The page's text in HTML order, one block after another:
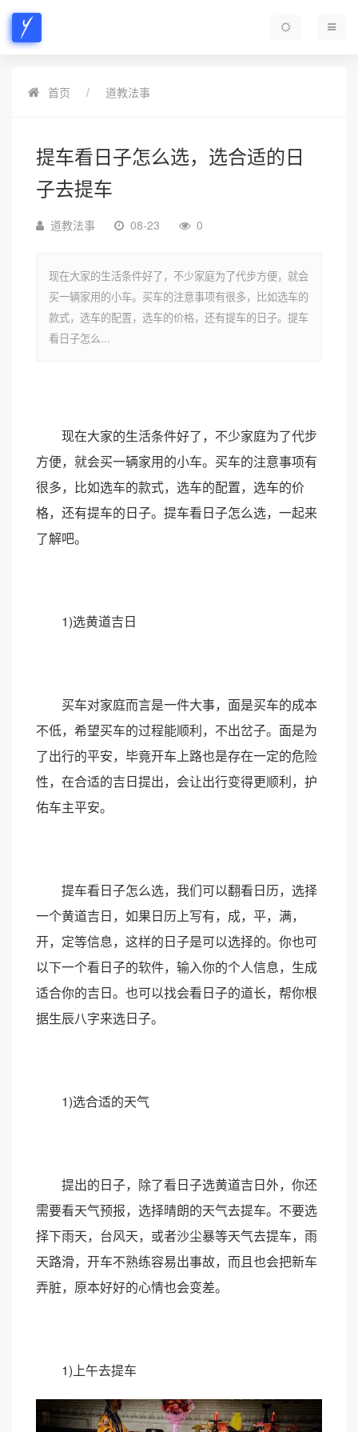
首页 道教法事
提车看日子怎么选，选合适的日
子去提车
道教法事 08-23 0
现在大家的生活条件好了，不少家庭为了代步方便，就会
买一辆家用的小车。买车的注意事项有很多，比如选车的
款式，选车的配置，选车的价格，还有提车的日子。提车
看日子怎么...
现在大家的生活条件好了，不少家庭为了代步
方便，就会买一辆家用的小车。买车的注意事项有
很多，比如选车的款式，选车的配置，选车的价
格，还有提车的日子。提车看日子怎么选，一起来
了解吧。
1)选黄道吉日
买车对家庭而言是一件大事，面是买车的成本
不低，希望买车的过程能顺利，不出岔子。面是为
了出行的平安，毕竟开车上路也是存在一定的危险
性，在合适的吉日提出，会让出行变得更顺利，护
佑车主平安。
提车看日子怎么选，我们可以翻看日历，选择
一个黄道吉日，如果日历上写有，成，平，满，
开，定等信息，这样的日子是可以选择的。你也可
以下一个看日子的软件，输入你的个人信息，生成
适合你的吉日。也可以找会看日子的道长，帮你根
据生辰八字来选日子。
1)选合适的天气
提出的日子，除了看日子选黄道吉日外，你还
需要看天气预报，选择晴朗的天气去提车。不要选
择下雨天，台风天，或者沙尘暴等天气去提车，雨
天路滑，开车不熟练容易出事故，而且也会把新车
弄脏，原本好好的心情也会变差。
1)上午去提车